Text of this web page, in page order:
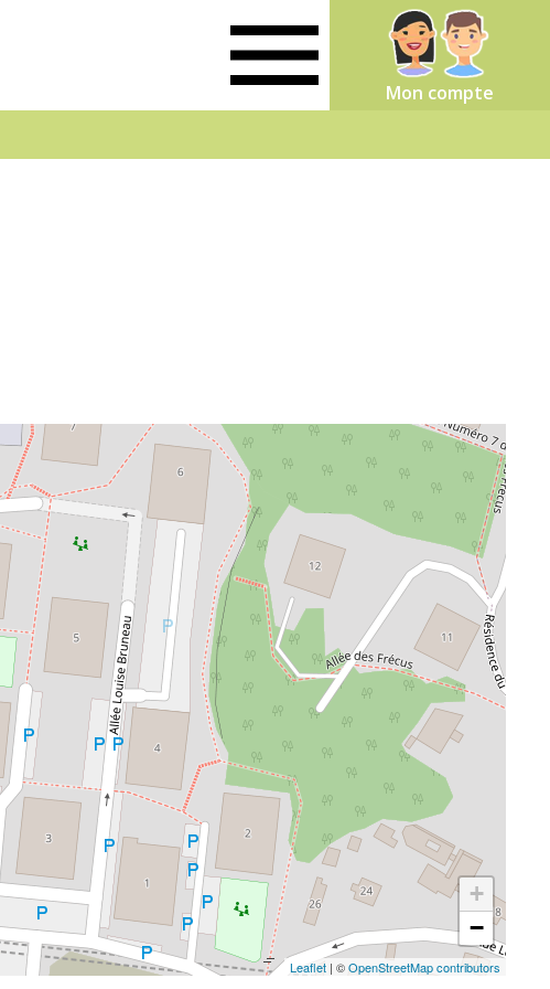
Mon compte
+
−
Leaflet | ©OpenStreetMap contributors